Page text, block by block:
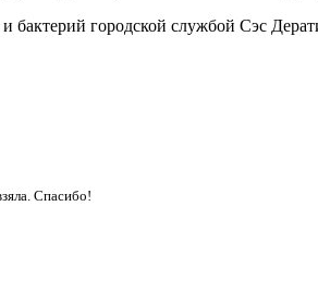
бактерий городской службой Сэс
Спасибо!